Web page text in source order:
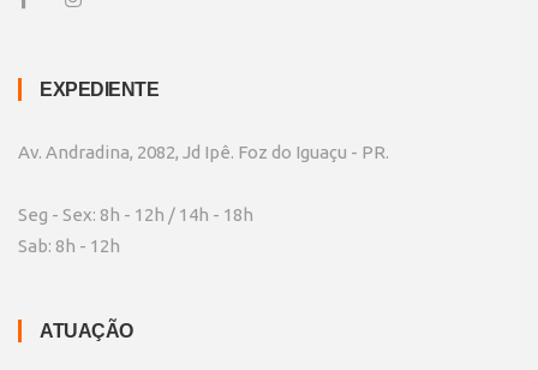
EXPEDIENTE
Av. Andradina, 2082, Jd Ipê. Foz do Iguaçu - PR.
Seg - Sex: 8h - 12h / 14h - 18h
Sab: 8h - 12h
ATUAÇÃO